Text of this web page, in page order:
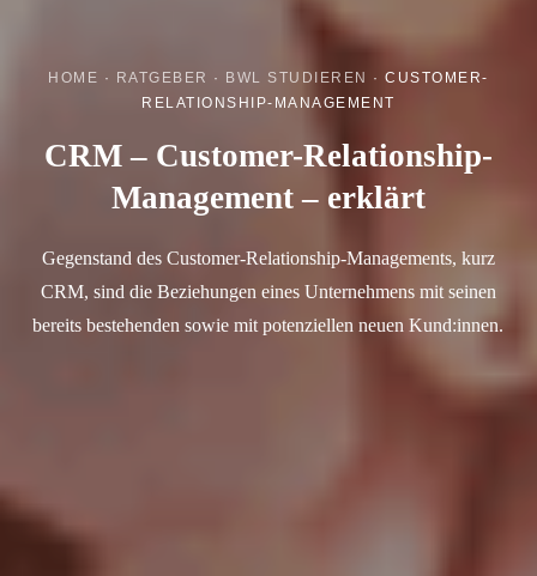
HOME · RATGEBER · BWL STUDIEREN ·CUSTOMER-
RELATIONSHIP-MANAGEMENT
CRM – Customer-Relationship-
Management – erklärt
Gegenstand des Customer-Relationship-Managements, kurz
CRM, sind die Beziehungen eines Unternehmens mit seinen
bereits bestehenden sowie mit potenziellen neuen Kund:innen.